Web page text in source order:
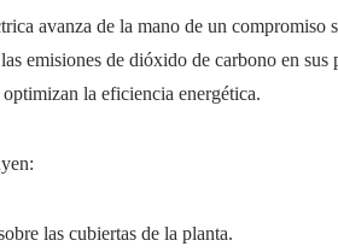
avanza de la mano de un
emisiones de dióxido de carbono en
la eficiencia energética.
las cubiertas de la planta.